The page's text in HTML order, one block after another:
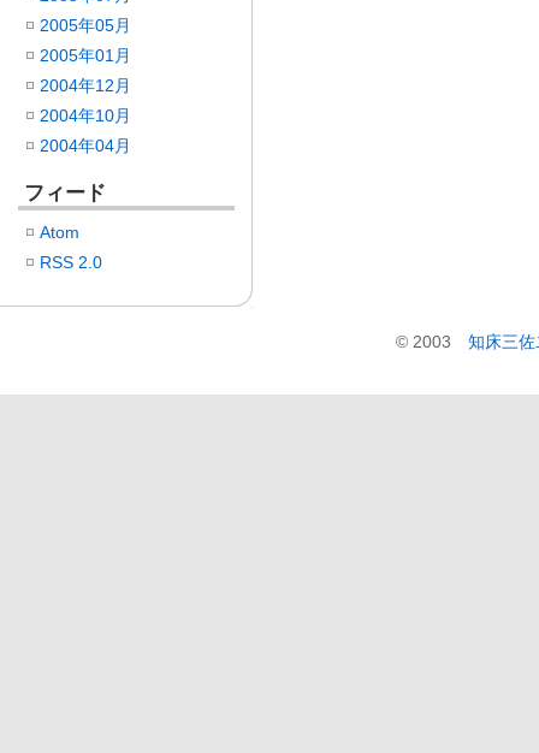
2005年05月
2005年01月
2004年12月
2004年10月
2004年04月
フィード
Atom
RSS 2.0
© 2003 知床三